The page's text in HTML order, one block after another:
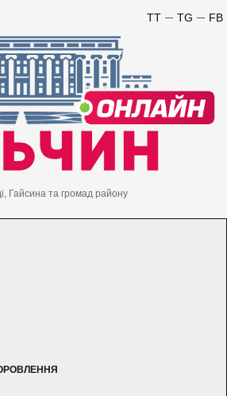
FB
TG
TT
Гайсина та громад району